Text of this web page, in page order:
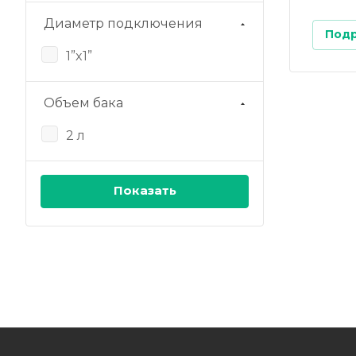
Диаметр подключения
1”x1”
Объем бака
2 л